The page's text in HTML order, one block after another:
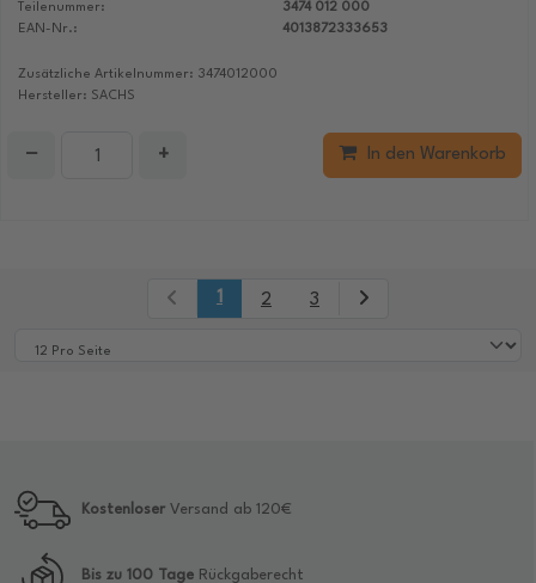
Teilenummer:
3474 012 000
EAN-Nr.:
4013872333653
Zusätzliche Artikelnummer: 3474012000
Hersteller: SACHS
− + In den Warenkorb
1 2 3
KostenloserVersand ab 120€
Bis zu 100 TageRückgaberecht